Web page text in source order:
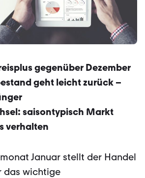
gegenüber Dezember
geht leicht zurück –
saisontypisch Markt
verhalten
Januar stellt der Handel
das wichtige